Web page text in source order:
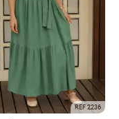
REF 2236